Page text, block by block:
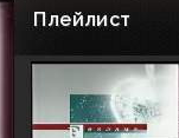
Плейлист
00:04